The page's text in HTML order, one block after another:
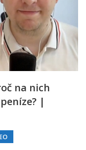
na nich
|